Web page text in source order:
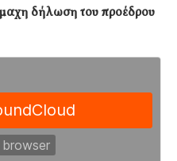
δήλωση του προέδρου